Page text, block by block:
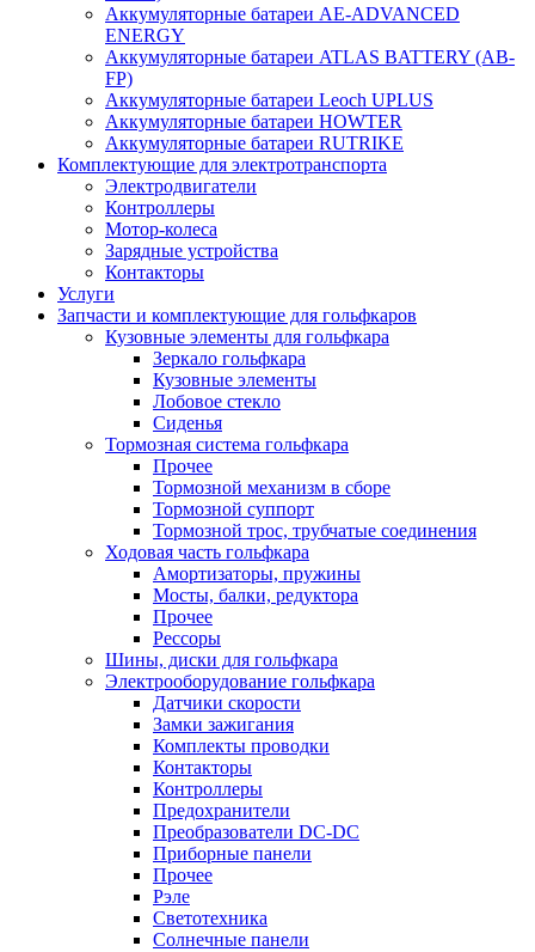
Аккумуляторные батареи АЕ-ADVANCED
ENERGY
Аккумуляторные батареи ATLAS BATTERY (AB-
FP)
Аккумуляторные батареи Leoch UPLUS
Аккумуляторные батареи HOWTER
Аккумуляторные батареи RUTRIKE
Комплектующие для электротранспорта
Электродвигатели
Контроллеры
Мотор-колеса
Зарядные устройства
Контакторы
Услуги
Запчасти и комплектующие для гольфкаров
Кузовные элементы для гольфкара
Зеркало гольфкара
Кузовные элементы
Лобовое стекло
Сиденья
Тормозная система гольфкара
Прочее
Тормозной механизм в сборе
Тормозной суппорт
Тормозной трос, трубчатые соединения
Ходовая часть гольфкара
Амортизаторы, пружины
Мосты, балки, редуктора
Прочее
Рессоры
Шины, диски для гольфкара
Электрооборудование гольфкара
Датчики скорости
Замки зажигания
Комплекты проводки
Контакторы
Контроллеры
Предохранители
Преобразователи DC-DC
Приборные панели
Прочее
Рэле
Светотехника
Солнечные панели